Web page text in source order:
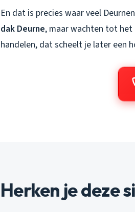
En dat is precies waar veel
dak Deurne, maar wachten tot
handelen, dat scheelt je later een
Herken je deze